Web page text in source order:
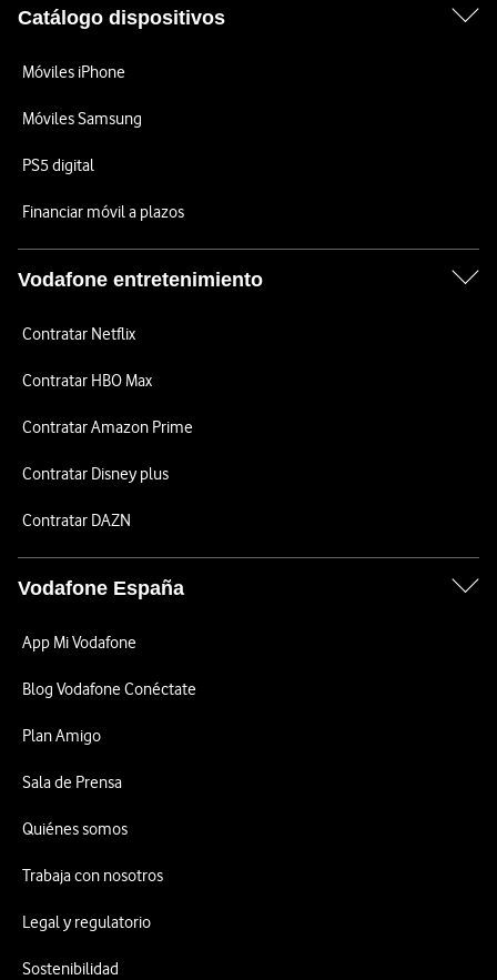
Catálogo dispositivos
Móviles iPhone
Móviles Samsung
PS5 digital
Financiar móvil a plazos
Vodafone entretenimiento
Contratar Netflix
Contratar HBO Max
Contratar Amazon Prime
Contratar Disney plus
Contratar DAZN
Vodafone España
App Mi Vodafone
Blog Vodafone Conéctate
Plan Amigo
Sala de Prensa
Quiénes somos
Trabaja con nosotros
Legal y regulatorio
Sostenibilidad